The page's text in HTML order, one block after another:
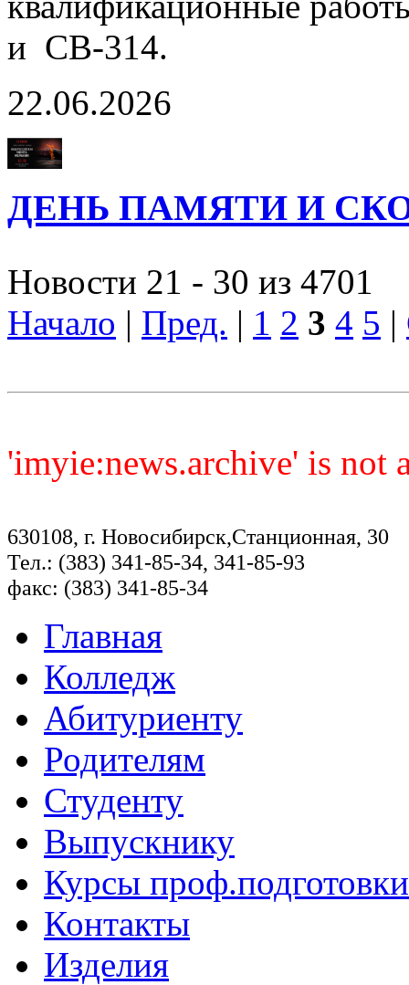
и СВ-314.
22.06.2026
ДЕНЬ ПАМЯТИ И
Новости 21 - 30 из 4701
Начало | Пред. | 1 2 3 4 5 |
'imyie:news.archive' is not
630108, г. Новосибирск,Станционная, 30
Тел.: (383) 341-85-34, 341-85-93
факс: (383) 341-85-34
Главная
Колледж
Абитуриенту
Родителям
Студенту
Выпускнику
Курсы проф.подготовки
Контакты
Изделия